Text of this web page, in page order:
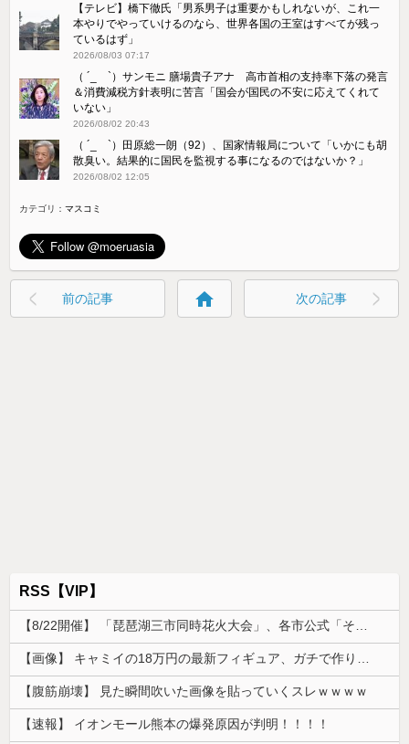
【テレビ】橋下徹氏「男系男子は重要かもしれないが、これ一
本やりでやっていけるのなら、世界各国の王室はすべてが残っ
ているはず」
2026/08/03 07:17
（ ´_ゝ`）サンモニ 膳場貴子アナ 高市首相の支持率下落の発言
＆消費減税方針表明に苦言「国会が国民の不安に応えてくれて
いない」
2026/08/02 20:43
（ ´_ゝ`）田原総一朗（92）、国家情報局について「いかにも胡
散臭い。結果的に国民を監視する事になるのではないか？」
2026/08/02 12:05
カテゴリ：マスコミ
前の記事 home 次の記事
RSS【VIP】
【腹筋崩壊】 見た瞬間吹いた画像を貼っていくスレｗｗｗｗ
【速報】 イオンモール熊本の爆発原因が判明！！！！